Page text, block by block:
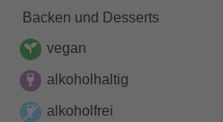
Backen und Desserts
vegan
alkoholhaltig
alkoholfrei